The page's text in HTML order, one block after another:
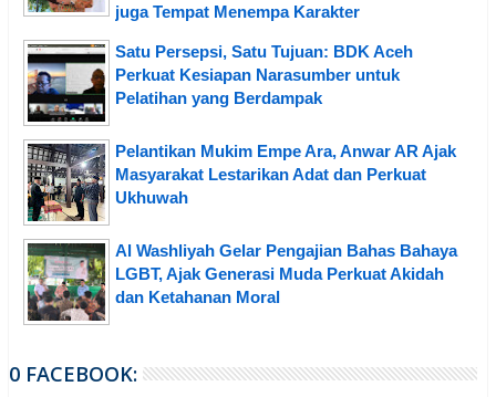
juga Tempat Menempa Karakter
Satu Persepsi, Satu Tujuan: BDK Aceh
Perkuat Kesiapan Narasumber untuk
Pelatihan yang Berdampak
Pelantikan Mukim Empe Ara, Anwar AR Ajak
Masyarakat Lestarikan Adat dan Perkuat
Ukhuwah
Al Washliyah Gelar Pengajian Bahas Bahaya
LGBT, Ajak Generasi Muda Perkuat Akidah
dan Ketahanan Moral
0 FACEBOOK: